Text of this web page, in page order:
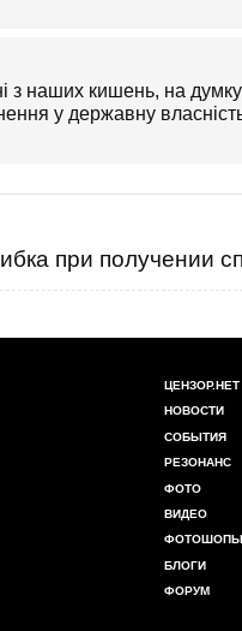
з наших кишень, на
у державну
при получении
ЦЕНЗОР.НЕТ
НОВОСТИ
СОБЫТИЯ
РЕЗОНАНС
ФОТО
ВИДЕО
ФОТОШОПЫ
БЛОГИ
ФОРУМ